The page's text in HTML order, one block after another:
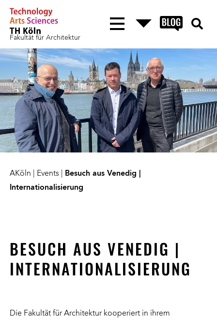
Fakultät für Architektur
AKöln Events
Besuch aus Venedig |
Internationalisierung
BESUCH AUS VENEDIG |
INTERNATIONALISIERUNG
Die Fakultät für Architektur kooperiert in ihrem